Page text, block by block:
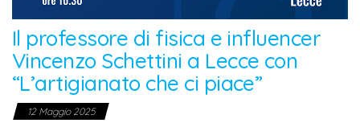
Il professore di fisica e influencer
Vincenzo Schettini a Lecce con
“L’artigianato che ci piace”
12 Maggio 2025